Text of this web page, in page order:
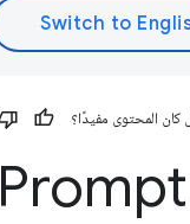
كان المحتوى مفيدًا؟
الانضمام إلى مرحلة التجربة والتقييم في Prompt